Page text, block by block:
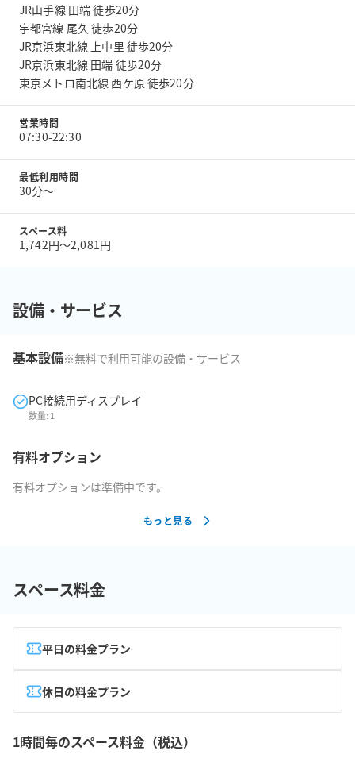
JR山手線 田端 徒歩20分
宇都宮線 尾久 徒歩20分
JR京浜東北線 上中里 徒歩20分
JR京浜東北線 田端 徒歩20分
東京メトロ南北線 西ケ原 徒歩20分
営業時間
07:30-22:30
最低利用時間
30分〜
スペース料
1,742円〜2,081円
設備・サービス
基本設備※無料で利用可能の設備・サービス
PC接続用ディスプレイ
数量: 1
有料オプション
有料オプションは準備中です。
もっと見る
スペース料金
平日の料金プラン
休日の料金プラン
1時間毎のスペース料金（税込）